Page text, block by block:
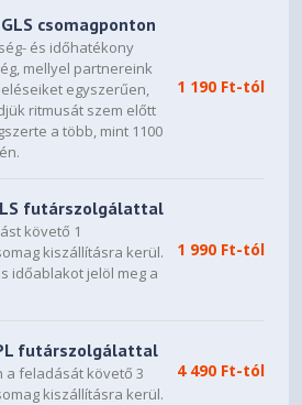
csomagponton
és időhatékony
mellyel partnereink
egyszerűen,
ritmusát szem előtt
a több, mint 1100
1 190 Ft-tól
futárszolgálattal
követő 1
kiszállításra kerül.
időablakot jelöl meg a
1 990 Ft-tól
futárszolgálattal
a feladását követő 3
kiszállításra kerül.
4 490 Ft-tól